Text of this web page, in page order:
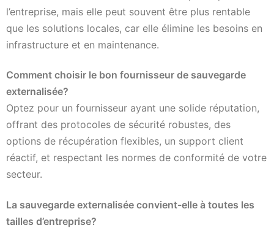
l’entreprise, mais elle peut souvent être plus rentable
que les solutions locales, car elle élimine les besoins en
infrastructure et en maintenance.
Comment choisir le bon fournisseur de sauvegarde
externalisée?
Optez pour un fournisseur ayant une solide réputation,
offrant des protocoles de sécurité robustes, des
options de récupération flexibles, un support client
réactif, et respectant les normes de conformité de votre
secteur.
La sauvegarde externalisée convient-elle à toutes les
tailles d’entreprise?